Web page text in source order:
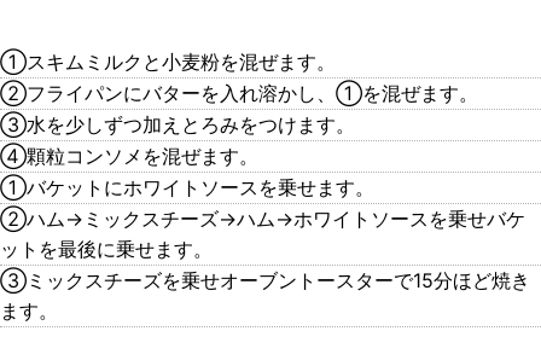
①スキムミルクと小麦粉を混ぜます。
②フライパンにバターを入れ溶かし、①を混ぜます。
③水を少しずつ加えとろみをつけます。
④顆粒コンソメを混ぜます。
①バケットにホワイトソースを乗せます。
②ハム→ミックスチーズ→ハム→ホワイトソースを乗せバケ
ットを最後に乗せます。
③ミックスチーズを乗せオーブントースターで15分ほど焼き
ます。